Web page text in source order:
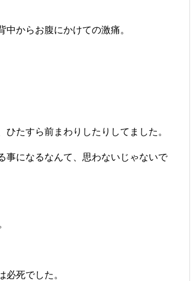
からお腹にかけての激痛。
たすら前まわりしたりしてました。
事になるなんて、思わないじゃないで
死でした。